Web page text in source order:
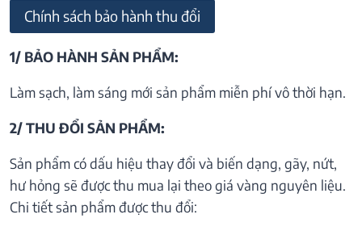
Chính sách bảo hành thu đổi
1/ BẢO HÀNH SẢN PHẨM:
Làm sạch, làm sáng mới sản phẩm miễn phí vô thời hạn.
2/ THU ĐỔI SẢN PHẨM:
Sản phẩm có dấu hiệu thay đổi và biến dạng, gãy, nứt,
hư hỏng sẽ được thu mua lại theo giá vàng nguyên liệu.
Chi tiết sản phẩm được thu đổi: